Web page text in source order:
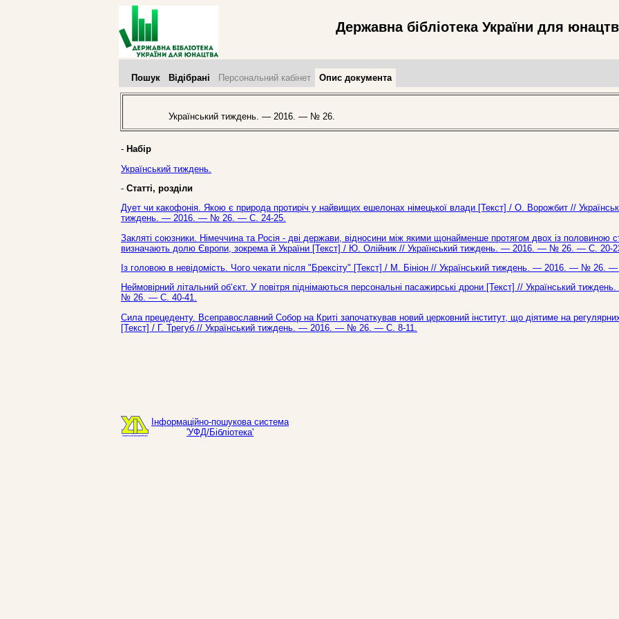
Державна бібліотека України для
Пошук Відібрані Персональний кабінет Опис документа
Український тиждень. — 2016. — № 26.
- Набір
Український тиждень.
- Статті, розділи
Дует чи какофонія. Якою є природа протиріч у найвищих ешелонах німецької влади [Текст] / О. Ворожбит //
тиждень. — 2016. — № 26. — С. 24-25.
Закляті союзники. Німеччина та Росія - дві держави, відносини між якими щонайменше протягом двох із половиною
визначають долю Європи, зокрема й України [Текст] / Ю. Олійник // Український тиждень. — 2016. — № 26. — С. 20-
Із головою в невідомість. Чого чекати після "Брексіту" [Текст] / М. Бініон // Український тиждень. — 2016. — № 26.
Неймовірний літальний об‘єкт. У повітря піднімаються персональні пасажирські дрони [Текст] // Український
№ 26. — С. 40-41.
Сила прецеденту. Всеправославний Собор на Криті започаткував новий церковний інститут, що діятиме на
[Текст] / Г. Трегуб // Український тиждень. — 2016. — № 26. — С. 8-11.
Інформаційно-пошукова система
'УФД/Бібліотека'